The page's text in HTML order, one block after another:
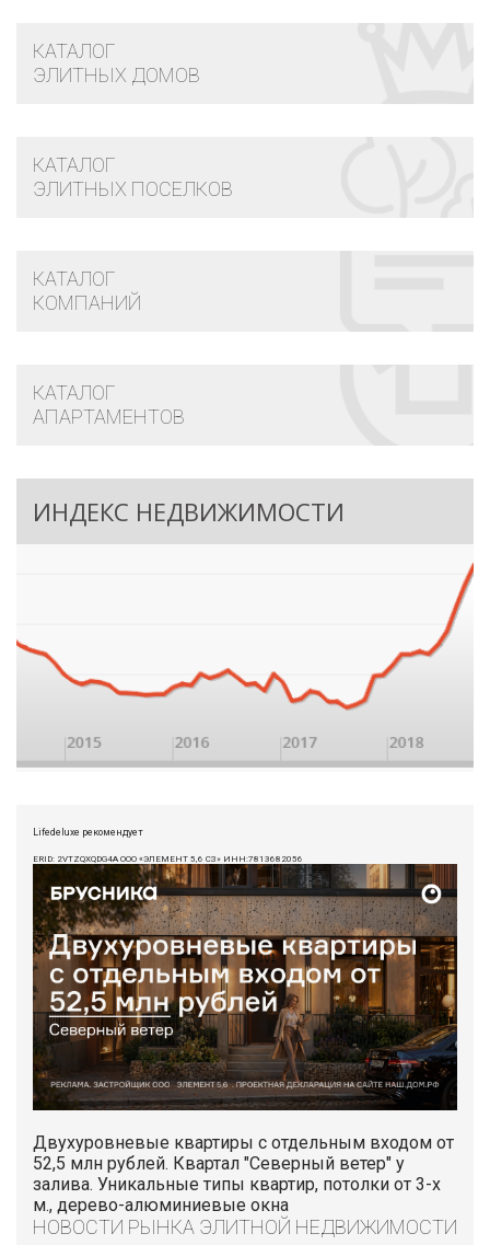
КАТАЛОГ
ЭЛИТНЫХ ДОМОВ
КАТАЛОГ
ЭЛИТНЫХ ПОСЕЛКОВ
КАТАЛОГ
КОМПАНИЙ
КАТАЛОГ
АПАРТАМЕНТОВ
ИНДЕКС НЕДВИЖИМОСТИ
Lifedeluxe рекомендует
ERID: 2VTZQXQDG4A ООО «ЭЛЕМЕНТ 5,6 СЗ» ИНН:7813682056
Двухуровневые квартиры с отдельным входом от
52,5 млн рублей. Квартал "Северный ветер" у
залива. Уникальные типы квартир, потолки от 3-х
м., дерево-алюминиевые окна
НОВОСТИ РЫНКА ЭЛИТНОЙ НЕДВИЖИМОСТИ